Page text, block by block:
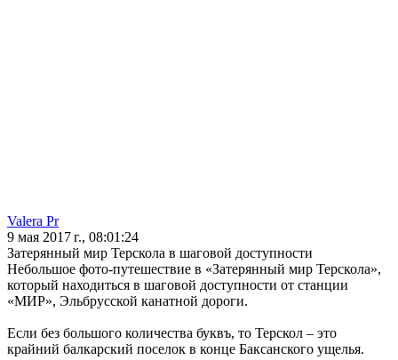
Valera Pr
9 мая 2017 г., 08:01:24
Затерянный мир Терскола в шаговой доступности
Небольшое фото-путешествие в «Затерянный мир Терскола»,
который находиться в шаговой доступности от станции
«МИР», Эльбрусской канатной дороги.
Если без большого количества буквъ, то Терскол – это
крайний балкарский поселок в конце Баксанского ущелья.